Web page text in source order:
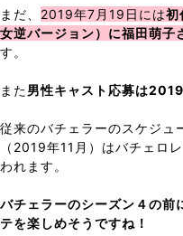
まだ、 2019年7月19日には初
女逆バージョン）に福田萌子
す。
また男性キャスト応募は
従来のバチェラーのスケジュ
（2019年11月）はバチェロ
われます。
バチェラーのシーズン４の前
テを楽しめそうですね！